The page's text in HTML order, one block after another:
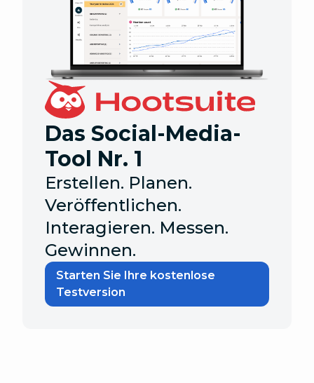
Das Social-Media-
Tool Nr. 1
Erstellen. Planen.
Veröffentlichen.
Interagieren. Messen.
Gewinnen.
Starten Sie Ihre kostenlose
Testversion